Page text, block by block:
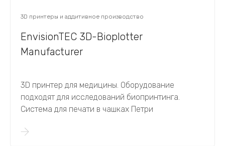
3D принтеры и аддитивное производство
EnvisionTEC 3D-Bioplotter
Manufacturer
3D принтер для медицины. Оборудование
подходят для исследований биопринтинга.
Система для печати в чашках Петри